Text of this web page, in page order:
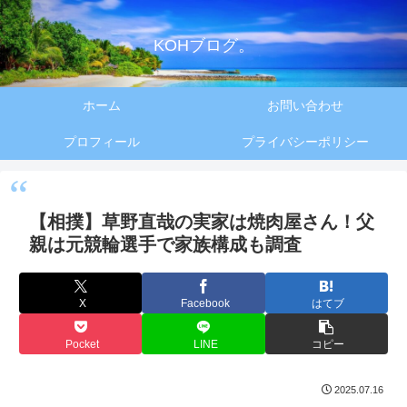
KOHブログ。
ホーム お問い合わせ
プロフィール プライバシーポリシー
【相撲】草野直哉の実家は焼肉屋さん！父
親は元競輪選手で家族構成も調査
X Facebook はてブ
Pocket LINE コピー
2025.07.16